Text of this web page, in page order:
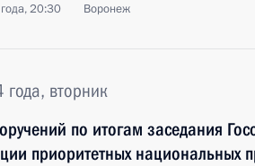
20:30 Воронеж
вторник
по итогам заседания
приоритетных национальных